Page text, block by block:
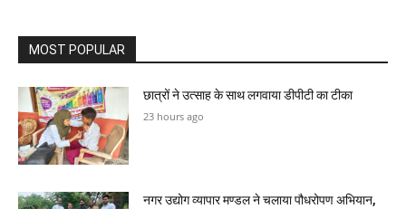
MOST POPULAR
छात्रों ने उत्साह के साथ लगवाया डीपीटी का टीका
23 hours ago
नगर उद्योग व्यापार मण्डल ने चलाया पौधरोपण अभियान,